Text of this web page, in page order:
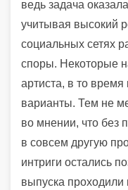
ведь задача
учитывая высокий
социальных сетях
споры. Некоторые
артиста, в то время
варианты. Тем не
во мнении, что без
в совсем другую
интриги остались
выпуска